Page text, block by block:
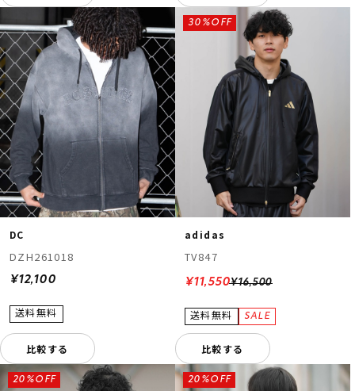
DC
DZH261018
¥12,100
比較する
adidas
TV847
¥16,500
30%OFF
¥11,550
比較する
20%OFF 20%OFF